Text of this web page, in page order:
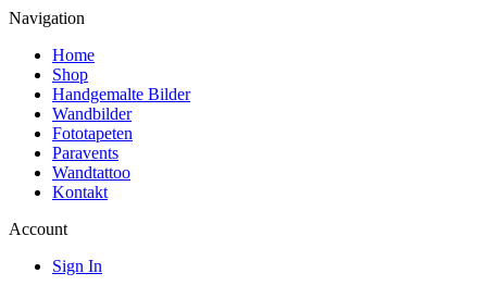
Navigation
Home
Shop
Handgemalte Bilder
Wandbilder
Fototapeten
Paravents
Wandtattoo
Kontakt
Account
Sign In